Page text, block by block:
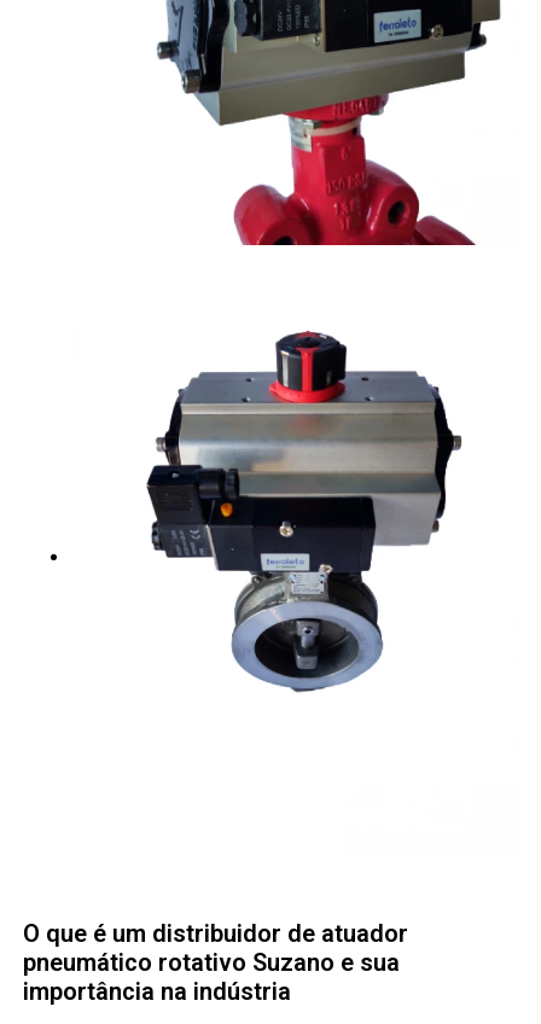
O que é um distribuidor de atuador
pneumático rotativo Suzano e sua
importância na indústria